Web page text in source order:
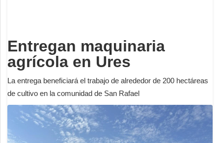
Entregan maquinaria
agrícola en Ures
La entrega beneficiará el trabajo de alrededor de 200 hectáreas
de cultivo en la comunidad de San Rafael